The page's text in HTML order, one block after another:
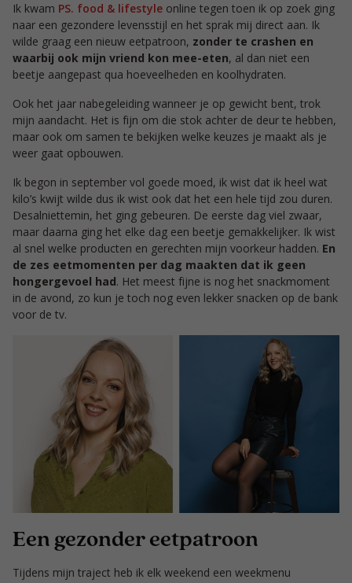
Ik kwam PS. food & lifestyle online tegen toen ik op zoek ging
naar een gezondere levensstijl en het sprak mij direct aan. Ik
wilde graag een nieuw eetpatroon, zonder te crashen en
waarbij ook mijn vriend kon mee-eten, al dan niet een
beetje aangepast qua hoeveelheden en koolhydraten.
Ook het jaar nabegeleiding wanneer je op gewicht bent, trok
mijn aandacht. Het is fijn om die stok achter de deur te hebben,
maar ook om samen te bekijken welke keuzes je maakt als je
weer gaat opbouwen.
Ik begon in september vol goede moed, ik wist dat ik heel wat
kilo’s kwijt wilde dus ik wist ook dat het een hele tijd zou duren.
Desalniettemin, het ging gebeuren. De eerste dag viel zwaar,
maar daarna ging het elke dag een beetje gemakkelijker. Ik wist
al snel welke producten en gerechten mijn voorkeur hadden. En
de zes eetmomenten per dag maakten dat ik geen
hongergevoel had. Het meest fijne is nog het snackmoment
in de avond, zo kun je toch nog even lekker snacken op de bank
voor de tv.
Een gezonder eetpatroon
Tijdens mijn traject heb ik elk weekend een weekmenu